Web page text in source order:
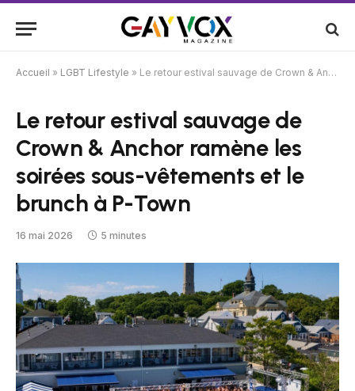
Accueil » LGBT Lifestyle » Le retour estival sauvage de Crown & Anchor ramène les soirées sous-vêtements et le brunch à P-Town
Le retour estival sauvage de
Crown & Anchor ramène les
soirées sous-vêtements et le
brunch à P-Town
16 mai 2026 5 minutes